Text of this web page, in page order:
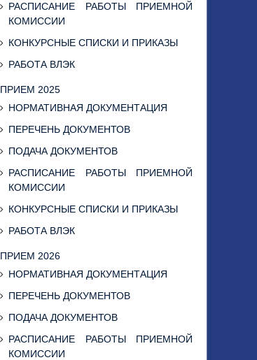
РАСПИСАНИЕ РАБОТЫ ПРИЕМНОЙ
КОМИССИИ
КОНКУРСНЫЕ СПИСКИ И ПРИКАЗЫ
РАБОТА ВЛЭК
ПРИЕМ 2025
НОРМАТИВНАЯ ДОКУМЕНТАЦИЯ
ПЕРЕЧЕНЬ ДОКУМЕНТОВ
ПОДАЧА ДОКУМЕНТОВ
РАСПИСАНИЕ РАБОТЫ ПРИЕМНОЙ
КОМИССИИ
КОНКУРСНЫЕ СПИСКИ И ПРИКАЗЫ
РАБОТА ВЛЭК
ПРИЕМ 2026
НОРМАТИВНАЯ ДОКУМЕНТАЦИЯ
ПЕРЕЧЕНЬ ДОКУМЕНТОВ
ПОДАЧА ДОКУМЕНТОВ
РАСПИСАНИЕ РАБОТЫ ПРИЕМНОЙ
КОМИССИИ